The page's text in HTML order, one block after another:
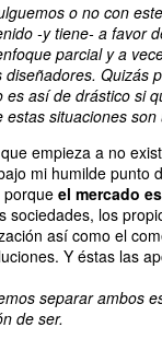
o no con
-y tiene- a favor
parcial y a
Quizás
así de drástico si
situaciones
empieza a no
mi humilde punto
porqueel mercado
sociedades, los
así como el
Y éstas las
separar ambos
de ser.